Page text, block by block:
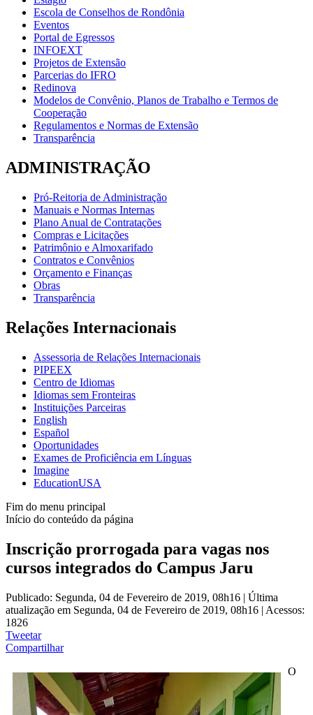
Escola de Conselhos de Rondônia
Eventos
Portal de Egressos
INFOEXT
Projetos de Extensão
Parcerias do IFRO
Redinova
Modelos de Convênio, Planos de Trabalho e Termos de
Cooperação
Regulamentos e Normas de Extensão
Transparência
ADMINISTRAÇÃO
Pró-Reitoria de Administração
Manuais e Normas Internas
Plano Anual de Contratações
Compras e Licitações
Patrimônio e Almoxarifado
Contratos e Convênios
Orçamento e Finanças
Obras
Transparência
Relações Internacionais
Assessoria de Relações Internacionais
PIPEEX
Centro de Idiomas
Idiomas sem Fronteiras
Instituições Parceiras
English
Español
Oportunidades
Exames de Proficiência em Línguas
Imagine
EducationUSA
Fim do menu principal
Início do conteúdo da página
Inscrição prorrogada para vagas nos
cursos integrados do Campus Jaru
Publicado: Segunda, 04 de Fevereiro de 2019, 08h16 | Última
atualização em Segunda, 04 de Fevereiro de 2019, 08h16 | Acessos:
1826
Tweetar
Compartilhar
O